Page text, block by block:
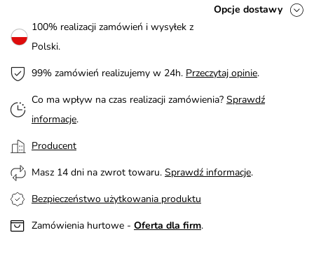
Opcje dostawy
100% realizacji zamówień i wysyłek z
Polski.
99% zamówień realizujemy w 24h. Przeczytaj opinie.
Co ma wpływ na czas realizacji zamówienia? Sprawdź
informacje.
Producent
Masz 14 dni na zwrot towaru. Sprawdź informacje.
Bezpieczeństwo użytkowania produktu
Zamówienia hurtowe - Oferta dla firm.